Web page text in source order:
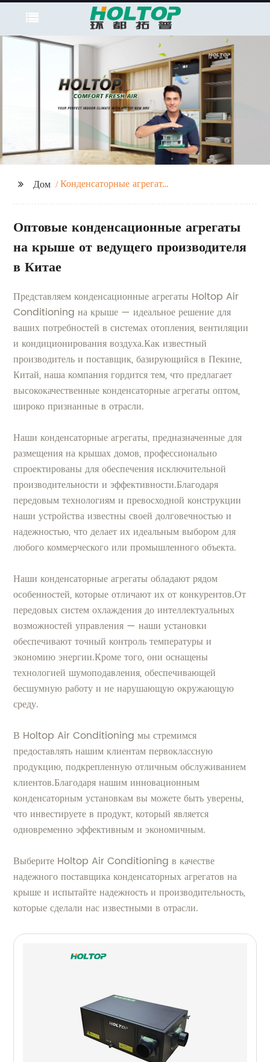
Дом
Конденсаторные агрегаты
Оптовые конденсационные агрегаты
на крыше от ведущего производителя
в Китае
Представляем конденсационные агрегаты Holtop Air
Conditioning на крыше — идеальное решение для
ваших потребностей в системах отопления, вентиляции
и кондиционирования воздуха.Как известный
производитель и поставщик, базирующийся в Пекине,
Китай, наша компания гордится тем, что предлагает
высококачественные конденсаторные агрегаты оптом,
широко признанные в отрасли.
Наши конденсаторные агрегаты, предназначенные для
размещения на крышах домов, профессионально
спроектированы для обеспечения исключительной
производительности и эффективности.Благодаря
передовым технологиям и превосходной конструкции
наши устройства известны своей долговечностью и
надежностью, что делает их идеальным выбором для
любого коммерческого или промышленного объекта.
Наши конденсаторные агрегаты обладают рядом
особенностей, которые отличают их от конкурентов.От
передовых систем охлаждения до интеллектуальных
возможностей управления — наши установки
обеспечивают точный контроль температуры и
экономию энергии.Кроме того, они оснащены
технологией шумоподавления, обеспечивающей
бесшумную работу и не нарушающую окружающую
среду.
В Holtop Air Conditioning мы стремимся
предоставлять нашим клиентам первоклассную
продукцию, подкрепленную отличным обслуживанием
клиентов.Благодаря нашим инновационным
конденсаторным установкам вы можете быть уверены,
что инвестируете в продукт, который является
одновременно эффективным и экономичным.
Выберите Holtop Air Conditioning в качестве
надежного поставщика конденсаторных агрегатов на
крыше и испытайте надежность и производительность,
которые сделали нас известными в отрасли.